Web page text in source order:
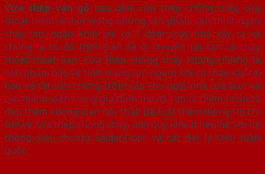
Cửa thép vân gỗ bao gồm cửa thép chống cháy, cửa
thoát hiểm là một trong những sản phẩm cần thiết ngăn
cháy lan, ngăn khói khi có 1 đám cháy nhỏ xảy ra và
chúng ta có đủ thời gian để di chuyển tài sản và chạy
thoát thoát nạn. Cửa thép chống cháy không những là
sản phẩm bảo vệ tính mạng con người khi có cháy xảy ra,
bảo vệ tài sản chống trộm cấp cho ngôi nhà của bạn và
các thành viên trong gia đình mà nó còn là điểm nhấn tô
đẹp thêm không gian nội thất. Để biết thêm thông tin chi
tiết về cửa thép chống cháy, mời quý khách liên hệ với hệ
thống siêu thị cửa SaigonDoor và các đại lý trên toàn
quốc.